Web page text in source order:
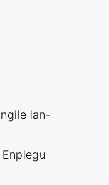
lan-